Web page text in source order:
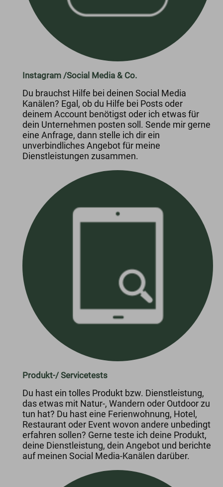
Instagram /Social Media & Co.
Du brauchst Hilfe bei deinen Social Media
Kanälen? Egal, ob du Hilfe bei Posts oder
deinem Account benötigst oder ich etwas für
dein Unternehmen posten soll. Sende mir gerne
eine Anfrage, dann stelle ich dir ein
unverbindliches Angebot für meine
Dienstleistungen zusammen.
Produkt-/ Servicetests
Du hast ein tolles Produkt bzw. Dienstleistung,
das etwas mit Natur-, Wandern oder Outdoor zu
tun hat? Du hast eine Ferienwohnung, Hotel,
Restaurant oder Event wovon andere unbedingt
erfahren sollen? Gerne teste ich deine Produkt,
deine Dienstleistung, dein Angebot und berichte
auf meinen Social Media-Kanälen darüber.